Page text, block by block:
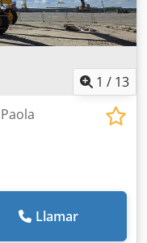
Longitud total: 470
304 Exterior: 1.4301 /
Sí
1 / 13
Llamar